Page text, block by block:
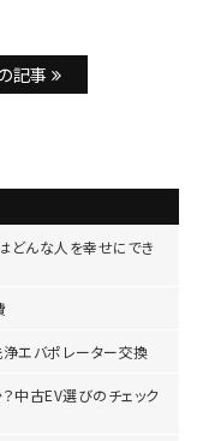
記事
どんな人を幸せにでき
浄エバポレーター交換
中古EV選びのチェック